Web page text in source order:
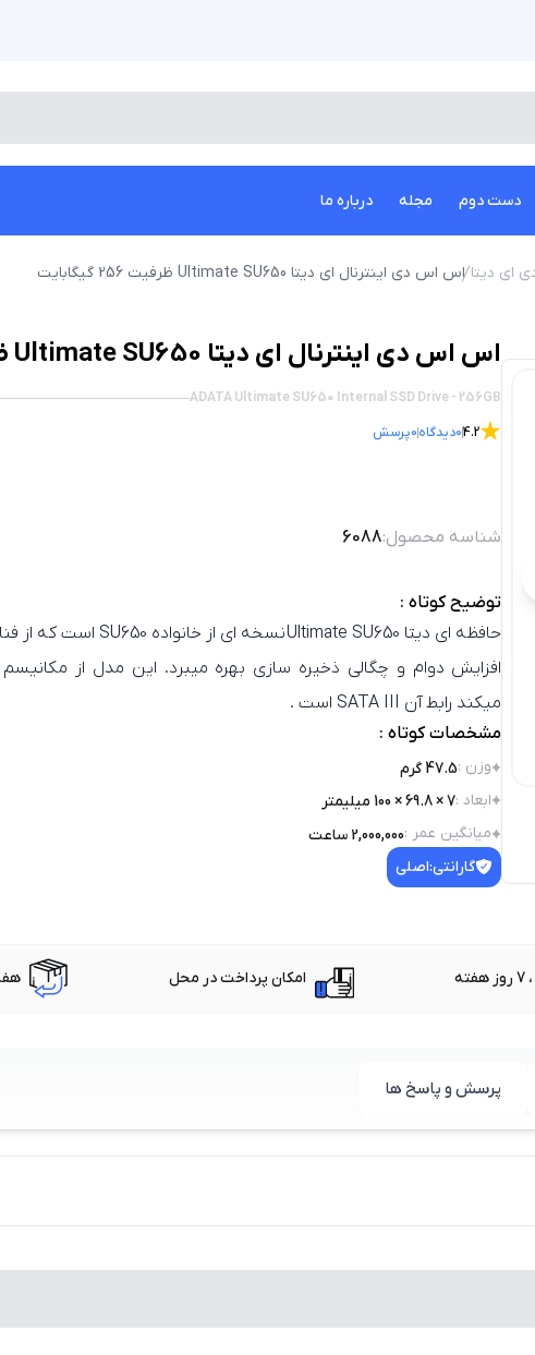
دست دوم مجله درباره ما
ای دیتا اس اس دی اینترنال ای دیتا Ultimate SU650 ظرفیت 256 گیگابایت
اس اس دی اینترنال ای دیتا Ultimate SU650 ظرفیت 256 گیگابایت
ADATA Ultimate SU650 Internal SSD Drive - 256GB
4.2
0دیدگاه0پرسش
شناسه محصول:6088
توضیح کوتاه :
حافظه ای‌ دیتا Ultimate SU650
نسخه‌ ای از خانواده SU650 است که از فناوری
افزایش دوام و چگالی ذخیره‌ سازی بهره میبرد. این مدل از
میکند رابط آن SATA III است .
مشخصات کوتاه :
وزن :47.5 گرم
ابعاد:7 × 69.8 × 100 میلیمتر
میانگین عمر :2,000,000 ساعت
گارانتی:اصلی
امکان پرداخت در محل
پرسش و پاسخ ها